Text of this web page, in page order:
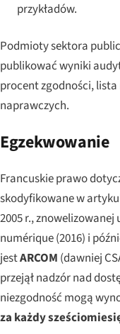
przykładów.
Podmioty sektora
publikować wyniki
procent zgodności,
naprawczych.
Egzekwowanie
Francuskie prawo
skodyfikowane w
2005 r., znowelizowanej
numérique(2016) i
jestARCOM (dawniej
przejął nadzór nad
niezgodność mogą
za każdy